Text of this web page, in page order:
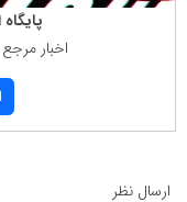
اخبار
ارسال نظر